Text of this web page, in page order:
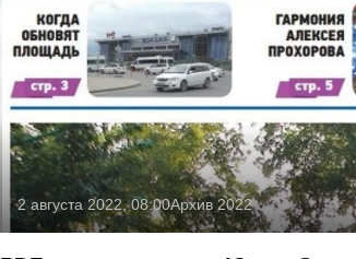
2 августа 2022, 08:00Архив 2022